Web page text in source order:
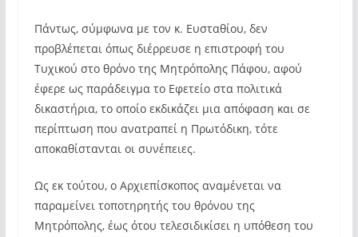
Πάντως, σύμφωνα με τον κ. Ευσταθίου, δεν
προβλέπεται όπως διέρρευσε η επιστροφή του
Τυχικού στο θρόνο της Μητρόπολης Πάφου, αφού
έφερε ως παράδειγμα το Εφετείο στα πολιτικά
δικαστήρια, το οποίο εκδικάζει μια απόφαση και σε
περίπτωση που ανατραπεί η Πρωτόδικη, τότε
αποκαθίστανται οι συνέπειες.
Ως εκ τούτου, ο Αρχιεπίσκοπος αναμένεται να
παραμείνει τοποτηρητής του θρόνου της
Μητρόπολης, έως ότου τελεσιδικίσει η υπόθεση του